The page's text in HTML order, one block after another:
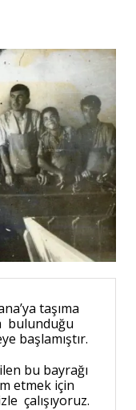
taşıma
bulunduğu
başlamıştır.
bu bayrağı
etmek için
çalışıyoruz.